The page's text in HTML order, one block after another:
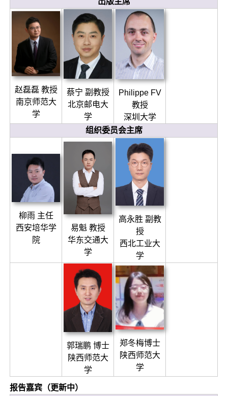
赵磊磊 教授
南京师范大
学
蔡宁 副教授
北京邮电大
学
Philippe FV
教授
深圳大学
组织委员会主席
柳雨 主任
西安培华学
院
易魁 教授
华东交通大
学
高永胜 副教
授
西北工业大
学
郭瑞鹏 博士
陕西师范大
学
郑冬梅博士
陕西师范大
学
报告嘉宾（更新中）